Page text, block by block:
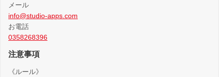
メール
info@studio-apps.com
お電話
0358268396
注意事項
《ルール》